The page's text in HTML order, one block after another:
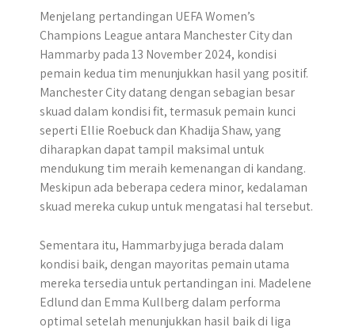
Menjelang pertandingan UEFA Women’s
Champions League antara Manchester City dan
Hammarby pada 13 November 2024, kondisi
pemain kedua tim menunjukkan hasil yang positif.
Manchester City datang dengan sebagian besar
skuad dalam kondisi fit, termasuk pemain kunci
seperti Ellie Roebuck dan Khadija Shaw, yang
diharapkan dapat tampil maksimal untuk
mendukung tim meraih kemenangan di kandang.
Meskipun ada beberapa cedera minor, kedalaman
skuad mereka cukup untuk mengatasi hal tersebut.
Sementara itu, Hammarby juga berada dalam
kondisi baik, dengan mayoritas pemain utama
mereka tersedia untuk pertandingan ini. Madelene
Edlund dan Emma Kullberg dalam performa
optimal setelah menunjukkan hasil baik di liga